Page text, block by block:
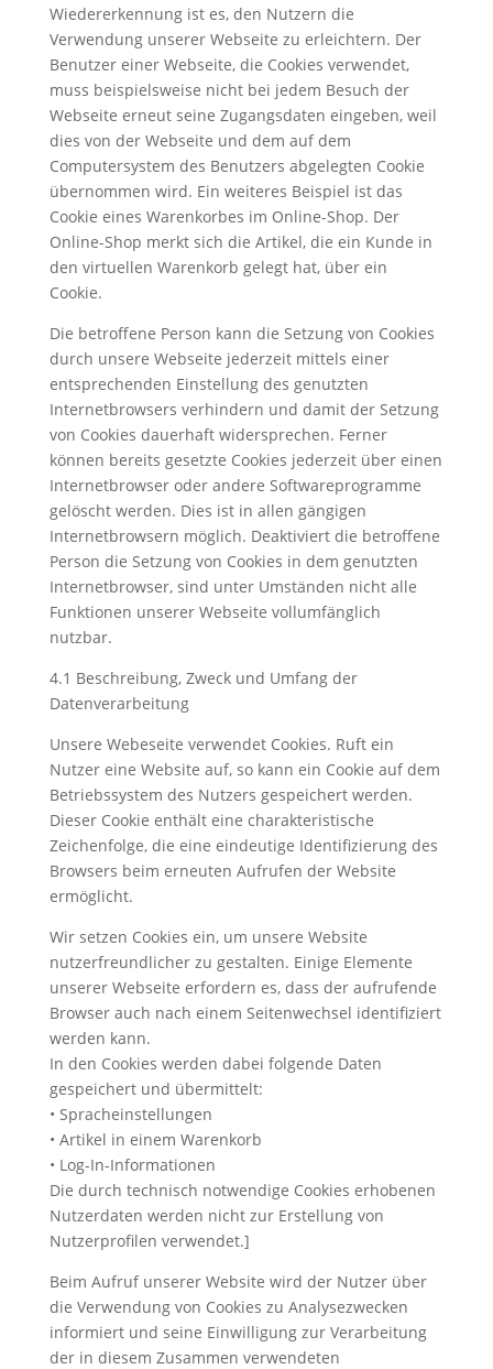
Wiedererkennung ist es, den Nutzern die
Verwendung unserer Webseite zu erleichtern. Der
Benutzer einer Webseite, die Cookies verwendet,
muss beispielsweise nicht bei jedem Besuch der
Webseite erneut seine Zugangsdaten eingeben, weil
dies von der Webseite und dem auf dem
Computersystem des Benutzers abgelegten Cookie
übernommen wird. Ein weiteres Beispiel ist das
Cookie eines Warenkorbes im Online-Shop. Der
Online-Shop merkt sich die Artikel, die ein Kunde in
den virtuellen Warenkorb gelegt hat, über ein
Cookie.
Die betroffene Person kann die Setzung von Cookies
durch unsere Webseite jederzeit mittels einer
entsprechenden Einstellung des genutzten
Internetbrowsers verhindern und damit der Setzung
von Cookies dauerhaft widersprechen. Ferner
können bereits gesetzte Cookies jederzeit über einen
Internetbrowser oder andere Softwareprogramme
gelöscht werden. Dies ist in allen gängigen
Internetbrowsern möglich. Deaktiviert die betroffene
Person die Setzung von Cookies in dem genutzten
Internetbrowser, sind unter Umständen nicht alle
Funktionen unserer Webseite vollumfänglich
nutzbar.
4.1 Beschreibung, Zweck und Umfang der
Datenverarbeitung
Unsere Webeseite verwendet Cookies. Ruft ein
Nutzer eine Website auf, so kann ein Cookie auf dem
Betriebssystem des Nutzers gespeichert werden.
Dieser Cookie enthält eine charakteristische
Zeichenfolge, die eine eindeutige Identifizierung des
Browsers beim erneuten Aufrufen der Website
ermöglicht.
Wir setzen Cookies ein, um unsere Website
nutzerfreundlicher zu gestalten. Einige Elemente
unserer Webseite erfordern es, dass der aufrufende
Browser auch nach einem Seitenwechsel identifiziert
werden kann.
In den Cookies werden dabei folgende Daten
gespeichert und übermittelt:
• Spracheinstellungen
• Artikel in einem Warenkorb
• Log-In-Informationen
Die durch technisch notwendige Cookies erhobenen
Nutzerdaten werden nicht zur Erstellung von
Nutzerprofilen verwendet.]
Beim Aufruf unserer Website wird der Nutzer über
die Verwendung von Cookies zu Analysezwecken
informiert und seine Einwilligung zur Verarbeitung
der in diesem Zusammen verwendeten